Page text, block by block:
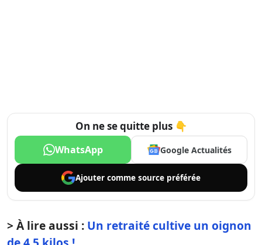
On ne se quitte plus 👇
WhatsApp Google Actualités
Ajouter comme source préférée
> À lire aussi : Un retraité cultive un oignon